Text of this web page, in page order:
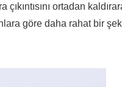
ortadan
göre daha rahat bir